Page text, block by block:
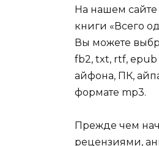
На нашем
книги «Всего
Вы можете
fb2, txt, rtf, epub
айфона, ПК,
формате mp3.
Прежде чем
рецензиями,